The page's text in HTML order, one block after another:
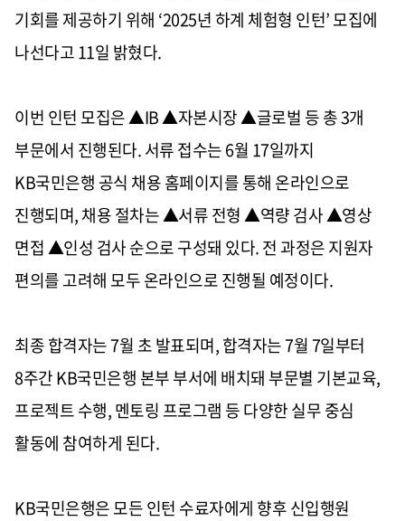
기회를 제공하기 위해 ‘2025년 하계 체험형 인턴’ 모집에
나선다고 11일 밝혔다.
이번 인턴 모집은 ▲IB ▲자본시장 ▲글로벌 등 총 3개
부문에서 진행된다. 서류 접수는 6월 17일까지
KB국민은행 공식 채용 홈페이지를 통해 온라인으로
진행되며, 채용 절차는 ▲서류 전형 ▲역량 검사 ▲영상
면접 ▲인성 검사 순으로 구성돼 있다. 전 과정은 지원자
편의를 고려해 모두 온라인으로 진행될 예정이다.
최종 합격자는 7월 초 발표되며, 합격자는 7월 7일부터
8주간 KB국민은행 본부 부서에 배치돼 부문별 기본교육,
프로젝트 수행, 멘토링 프로그램 등 다양한 실무 중심
활동에 참여하게 된다.
KB국민은행은 모든 인턴 수료자에게 향후 신입행원